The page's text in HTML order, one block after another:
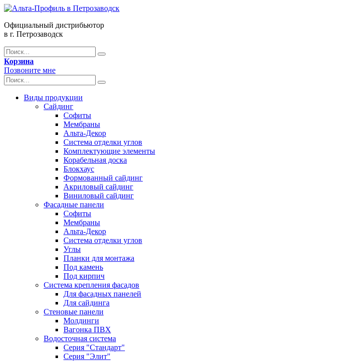
Официальный дистрибьютор
в г. Петрозаводск
Корзина
Позвоните мне
Виды продукции
Сайдинг
Софиты
Мембраны
Альта-Декор
Система отделки углов
Комплектующие элементы
Корабельная доска
Блокхаус
Формованный сайдинг
Акриловый сайдинг
Виниловый сайдинг
Фасадные панели
Софиты
Мембраны
Альта-Декор
Система отделки углов
Углы
Планки для монтажа
Под камень
Под кирпич
Система крепления фасадов
Для фасадных панелей
Для сайдинга
Стеновые панели
Молдинги
Вагонка ПВХ
Водосточная система
Серия "Стандарт"
Серия "Элит"